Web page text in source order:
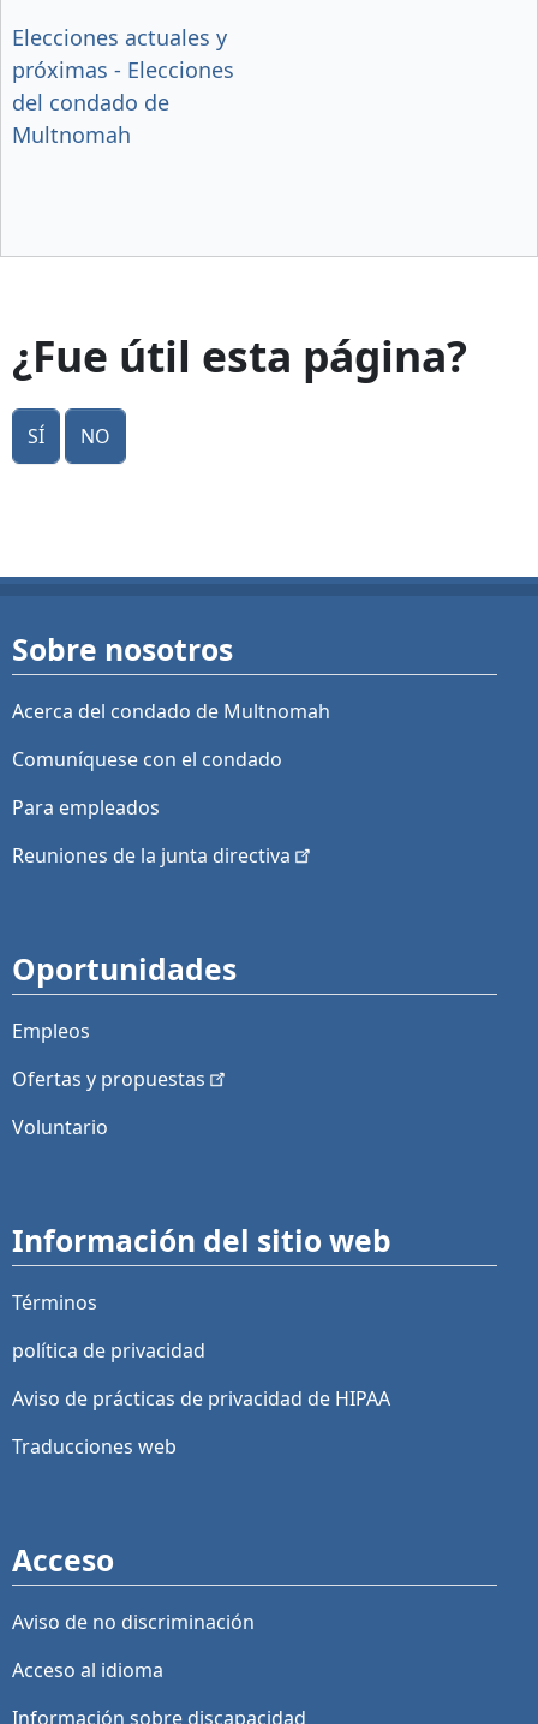
Elecciones actuales y
próximas - Elecciones
del condado de
Multnomah
¿Fue útil esta página?
Sí No
Sobre nosotros
Acerca del condado de Multnomah
Comuníquese con el condado
Para empleados
Reuniones de la junta directiva
Oportunidades
Empleos
Ofertas y propuestas
Voluntario
Información del sitio web
Términos
política de privacidad
Aviso de prácticas de privacidad de HIPAA
Traducciones web
Acceso
Aviso de no discriminación
Acceso al idioma
Información sobre discapacidad